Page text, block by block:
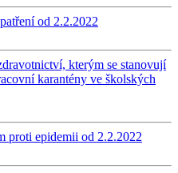
od 2.2.2022
kterým se stanovují
karantény ve školských
proti epidemii od 2.2.2022